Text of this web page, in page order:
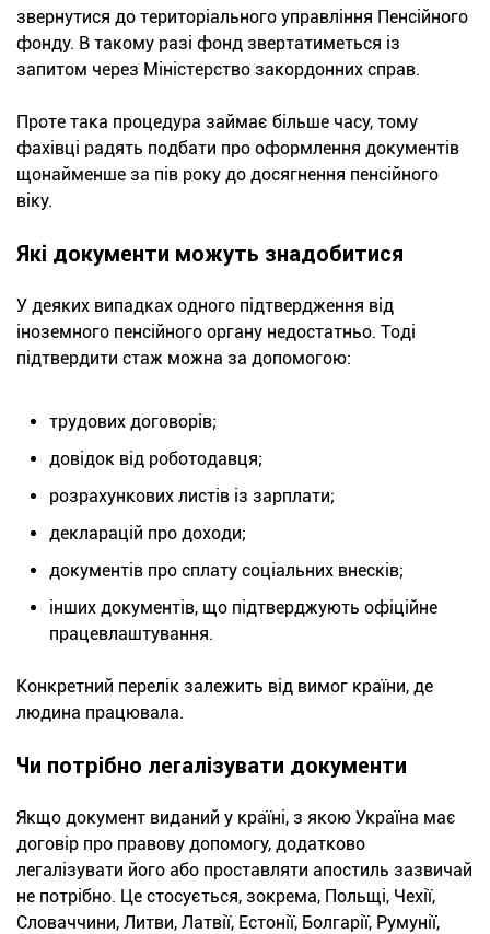
звернутися до територіального управління Пенсійного
фонду. В такому разі фонд звертатиметься із
запитом через Міністерство закордонних справ.
Проте така процедура займає більше часу, тому
фахівці радять подбати про оформлення документів
щонайменше за пів року до досягнення пенсійного
віку.
Які документи можуть знадобитися
У деяких випадках одного підтвердження від
іноземного пенсійного органу недостатньо. Тоді
підтвердити стаж можна за допомогою:
трудових договорів;
довідок від роботодавця;
розрахункових листів із зарплати;
декларацій про доходи;
документів про сплату соціальних внесків;
інших документів, що підтверджують офіційне
працевлаштування.
Конкретний перелік залежить від вимог країни, де
людина працювала.
Чи потрібно легалізувати документи
Якщо документ виданий у країні, з якою Україна має
договір про правову допомогу, додатково
легалізувати його або проставляти апостиль зазвичай
не потрібно. Це стосується, зокрема, Польщі, Чехії,
Словаччини, Литви, Латвії, Естонії, Болгарії, Румунії,